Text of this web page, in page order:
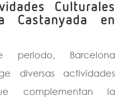
Culturales
Castanyada en
periodo, Barcelona
diversas actividades
complementan la